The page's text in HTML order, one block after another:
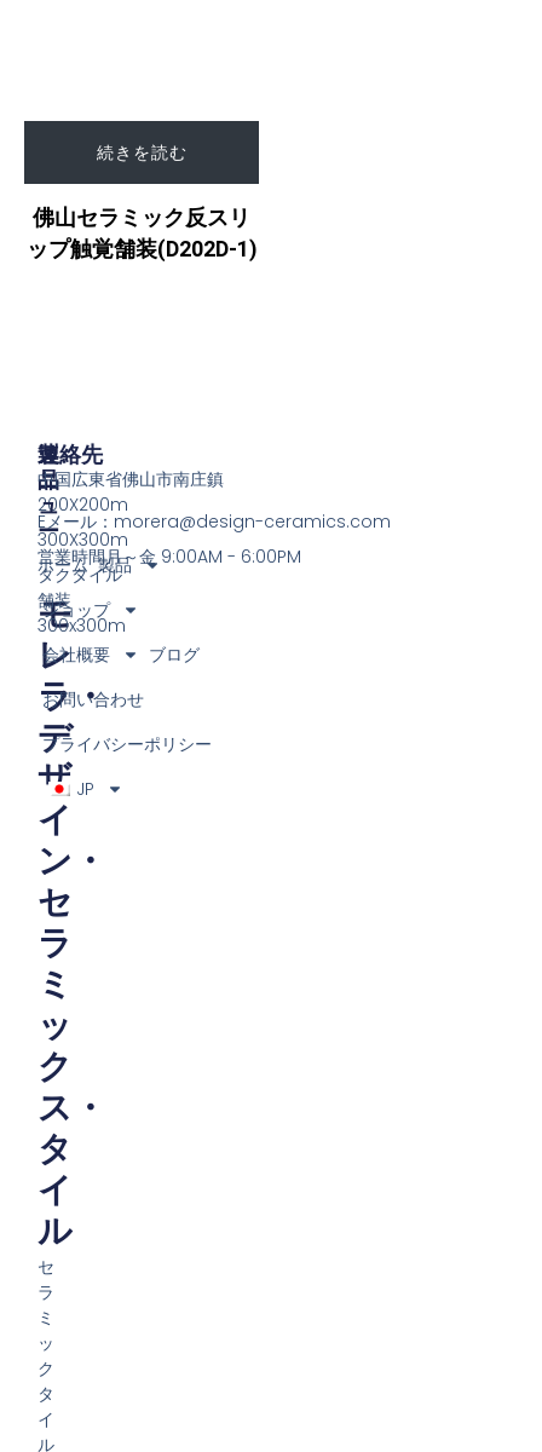
続きを読む
佛山セラミック反スリ
ップ触覚舗装(D202D-1)
モ
レ
ラ・
デ
ザ
イ
ン・
セ
ラ
ミ
ッ
ク
ス・
タ
イ
ル
セ
ラ
ミ
ッ
ク
タ
イ
ル
製
品
200X200m
300X300m
タクタイル
舗装
300x300m
メ
ニ
ュ
ー
ホーム 製品
ショップ
会社概要
ブログ
お問い合わせ
プライバシーポリシー
JP
連絡先
中国広東省佛山市南庄鎮
Eメール： morera@design-ceramics.com
営業時間月～金 9:00AM - 6:00PM